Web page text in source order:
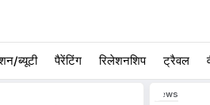
ब्‍यूटी पैरेंटिंग रिलेशनशिप ट्रैवल
news